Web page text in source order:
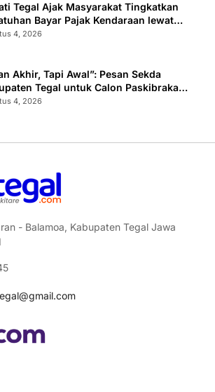
Tegal Ajak Masyarakat Tingkatkan
Bayar Pajak Kendaraan lewat
NGOPENI”
4, 2026
Akhir, Tapi Awal”: Pesan Sekda
Tegal untuk Calon Paskibraka
4, 2026
- Balamoa, Kabupaten Tegal Jawa